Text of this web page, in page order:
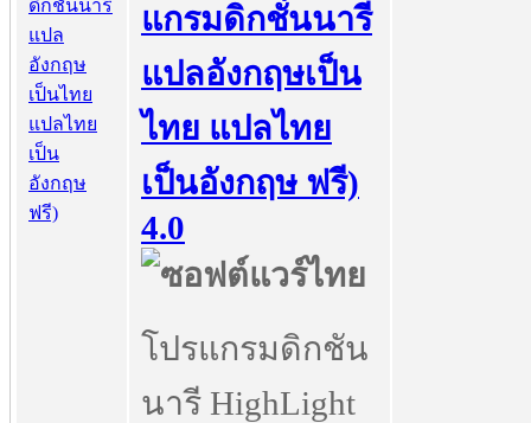
แกรมดิกชั่นนารี
แปลอังกฤษเป็น
ไทย แปลไทย
เป็นอังกฤษ ฟรี)
4.0
โปรแกรมดิกชัน
นารี HighLight